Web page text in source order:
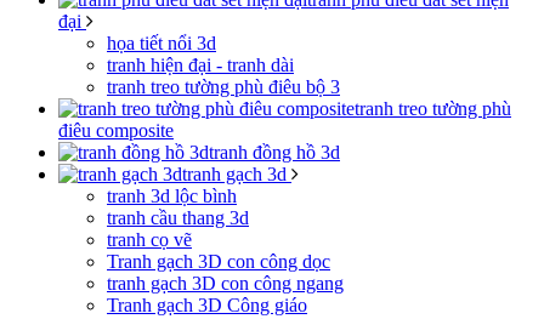
đại
họa tiết nổi 3d
tranh hiện đại - tranh dài
tranh treo tường phù điêu bộ 3
tranh treo tường phù
điêu composite
tranh đồng hồ 3d
tranh gạch 3d
tranh 3d lộc bình
tranh cầu thang 3d
tranh cọ vẽ
Tranh gạch 3D con công dọc
tranh gạch 3D con công ngang
Tranh gạch 3D Công giáo